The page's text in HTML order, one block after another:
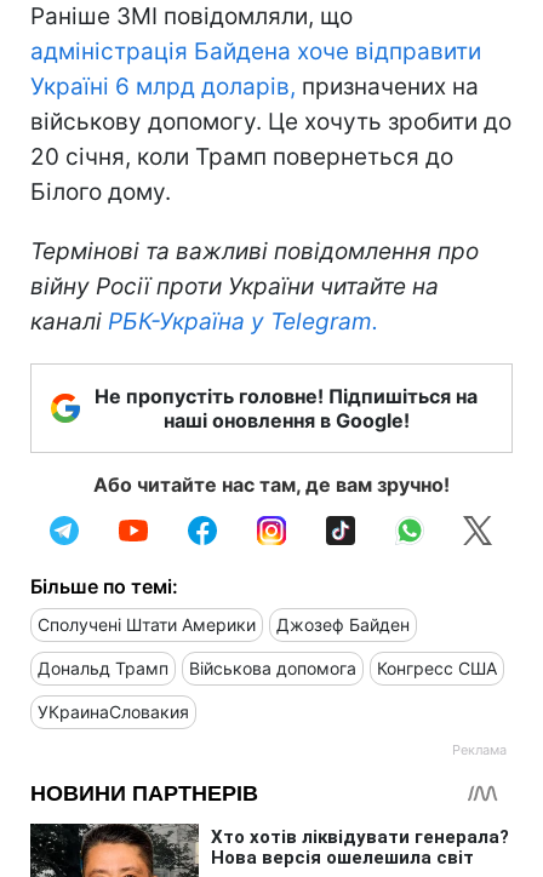
Раніше ЗМІ повідомляли, що
адміністрація Байдена хоче відправити
Україні 6 млрд доларів, призначених на
військову допомогу. Це хочуть зробити до
20 січня, коли Трамп повернеться до
Білого дому.
Термінові та важливі повідомлення про
війну Росії проти України читайте на
каналі РБК-Україна у Telegram.
Не пропустіть головне! Підпишіться на
наші оновлення в Google!
Або читайте нас там, де вам зручно!
Більше по темі:
Сполучені Штати Америки Джозеф Байден
Дональд Трамп Військова допомога Конгресс США
УКраинаСловакия